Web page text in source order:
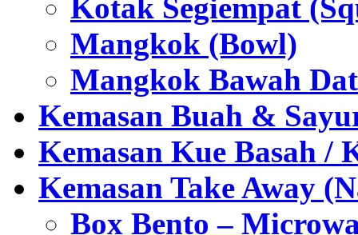
Kotak Segiempat
Mangkok (Bowl)
Mangkok Bawah
Kemasan Buah &
Kemasan Kue Basah /
Kemasan Take Away
Box Bento –